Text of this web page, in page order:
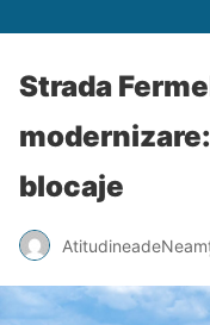
Strada
blocaje